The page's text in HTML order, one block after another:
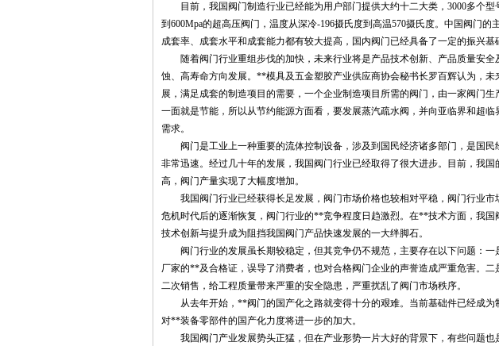
目前，我国阀门制造行业已经能为用户部门提供大约十二大类，3000多个型
到600Mpa的超高压阀门，温度从深冷-196摄氏度到高温570摄氏度。中国阀门
成套率、成套水平和成套能力都有较大提高，国内阀门已经具备了一定的振兴基
随着阀门行业重组步伐的加快，未来行业将是产品技术创新、产品质量安全
蚀、高寿命方向发展。**模具及五金塑胶产业供应商协会秘书长罗百辉认为，
展，满足成套的制造项目的需要，一个企业制造项目所需的阀门，由一家阀门
一面就是节能，所以从节约能源方面看，要发展蒸汽疏水阀，并向亚临界和超
需求。
阀门是工业上一种重要的流体控制设备，涉及到国民经济诸多部门，是国民
非常迅速。经过几十年的发展，我国阀门行业已经取得了很大进步。目前，我
高，阀门产量实现了大幅度增加。
我国阀门行业已经获得长足发展，阀门市场价格也较相对平稳，阀门行业市
危机时代后的逐渐恢复，阀门行业的**竞争程度日趋激烈。在**技术方面，我
技术创新与提升成为阻挡我国阀门产品快速发展的一大绊脚石。
阀门行业的发展虽长期较稳定，但其竞争仍不规范，主要存在以下问题：一
厂家的**及合格证，误导了消费者，也对合格阀门企业的声誉造成严重危害。
二次销售，给工程质量带来严重的安全隐患，严重扰乱了阀门市场秩序。
从去年开始，**阀门的国产化之路就变得十分的艰难。当前基础件已经成为
对**装备零部件的国产化力度将进一步的加大。
我国阀门产业发展势头正猛，但在产业形势一片大好的背景下，有些问题也